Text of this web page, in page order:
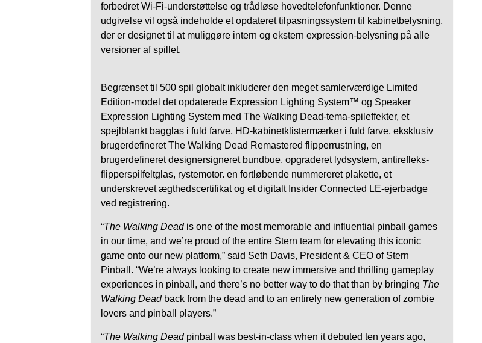
forbedret Wi-Fi-understøttelse og trådløse hovedtelefonfunktioner. Denne
udgivelse vil også indeholde et opdateret tilpasningssystem til kabinetbelysning,
der er designet til at muliggøre intern og ekstern expression-belysning på alle
versioner af spillet.
Begrænset til 500 spil globalt inkluderer den meget samlerværdige Limited
Edition-model det opdaterede Expression Lighting System™ og Speaker
Expression Lighting System med The Walking Dead-tema-spileffekter, et
spejlblankt bagglas i fuld farve, HD-kabinetklistermærker i fuld farve, eksklusiv
brugerdefineret The Walking Dead Remastered flipperrustning, en
brugerdefineret designersigneret bundbue, opgraderet lydsystem, antirefleks-
flipperspilfeltglas, rystemotor. en fortløbende nummereret plakette, et
underskrevet ægthedscertifikat og et digitalt Insider Connected LE-ejerbadge
ved registrering.
“The Walking Dead is one of the most memorable and influential pinball games
in our time, and we’re proud of the entire Stern team for elevating this iconic
game onto our new platform,” said Seth Davis, President & CEO of Stern
Pinball. “We’re always looking to create new immersive and thrilling gameplay
experiences in pinball, and there’s no better way to do that than by bringing The
Walking Deadback from the dead and to an entirely new generation of zombie
lovers and pinball players.”
“The Walking Dead pinball was best-in-class when it debuted ten years ago,